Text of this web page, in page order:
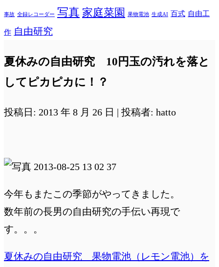
事故 全録レコーダー 写真 家庭菜園 果物電池 生成AI 百式 自由工
作 自由研究
夏休みの自由研究 10円玉の汚れを落と
してピカピカに！？
投稿日: 2013 年 8 月 26 日 | 投稿者: hatto
今年もまたこの季節がやってきました。
数年前の長男の自由研究の手伝い再現で
す。。。
夏休みの自由研究 果物電池（レモン電池）を